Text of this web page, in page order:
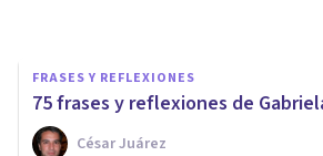
FRASES Y REFLEXIONES
75 frases y reflexiones de
César Juárez